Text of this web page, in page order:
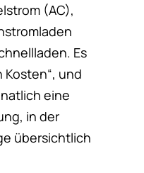
(AC),
Es
und
eine
in der
übersichtlich